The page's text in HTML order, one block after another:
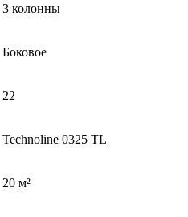
3 колонны
Боковое
22
Technoline 0325 TL
20 м²